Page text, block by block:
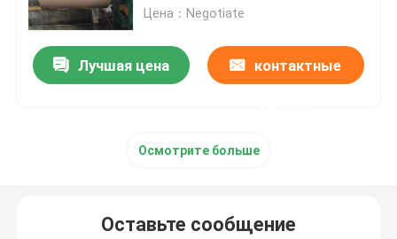
Лист алюминиевого сплава
Чистый алюминиевый слиток
Твердая алюминиевая штанга
Цена：Negotiate
Лучшая цена контактные
Осмотрите больше
Оставьте сообщение